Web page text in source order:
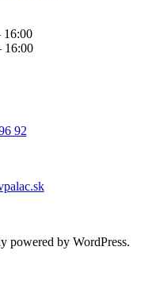
16:00
16:00
92
powered by WordPress.